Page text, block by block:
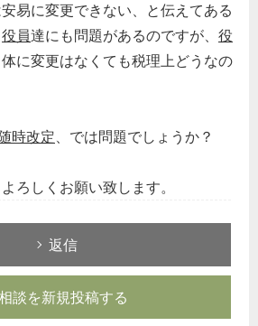
易に変更できない、と伝えてある
役員達にも問題があるのですが、 役
に変更はなくても税理上どうなの
時改定、では問題でしょうか？
ろしくお願い致します。
返信
談を新規投稿する